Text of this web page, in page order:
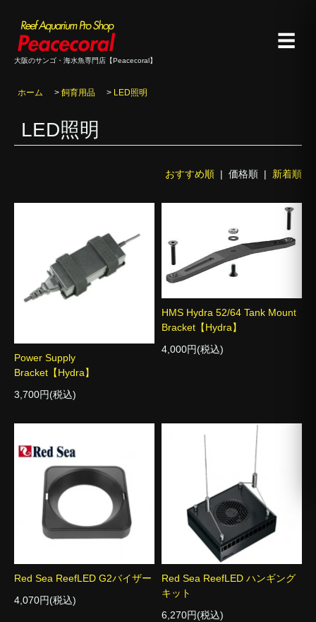
大阪のサンゴ・海水魚専門店【Peacecoral】
☰
ホーム > 飼育用品 > LED照明
LED照明
おすすめ順 | 価格順 | 新着順
Power Supply
Bracket【Hydra】
3,700円(税込)
HMS Hydra 52/64 Tank Mount
Bracket【Hydra】
4,000円(税込)
Red Sea ReefLED G2バイザー
4,070円(税込)
Red Sea ReefLED ハンギング
キット
6,270円(税込)